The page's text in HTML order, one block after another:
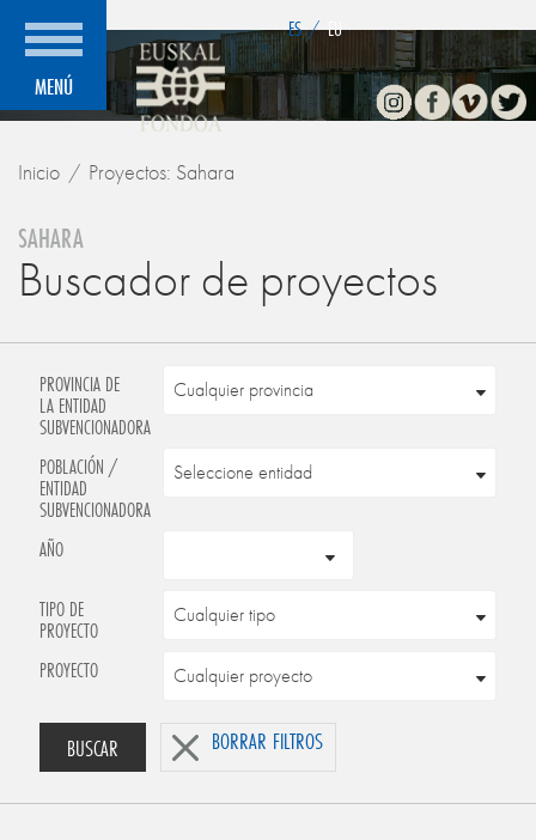
MENÚ
ES / EU
InstagramFacebook
Vimeo
Inicio Proyectos: Sahara
SAHARA
Buscador de proyectos
PROVINCIA DE
LA ENTIDAD
SUBVENCIONADORA
POBLACIÓN /
ENTIDAD
SUBVENCIONADORA
AÑO
TIPO DE
PROYECTO
PROYECTO
BUSCAR BORRAR FILTROS